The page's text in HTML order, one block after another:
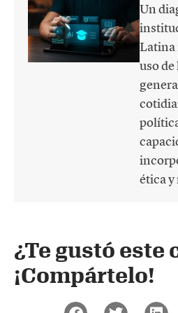
Un
Latina
uso
ética y
¿Te gustó este
¡Compártelo!